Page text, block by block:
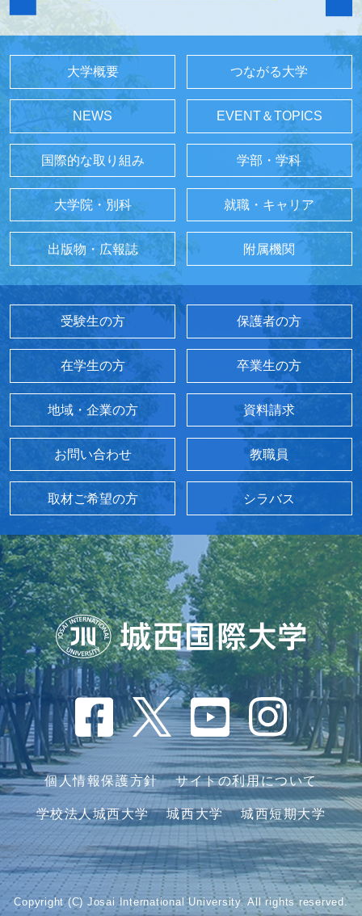
大学概要 つながる大学
NEWS EVENT＆TOPICS
国際的な取り組み 学部・学科
大学院・別科 就職・キャリア
出版物・広報誌 附属機関
受験生の方 保護者の方
在学生の方 卒業生の方
地域・企業の方 資料請求
お問い合わせ 教職員
取材ご希望の方 シラバス
個人情報保護方針 サイトの利用について
学校法人城西大学 城西大学 城西短期大学
Copyright (C) Josai International University. All rights reserved.